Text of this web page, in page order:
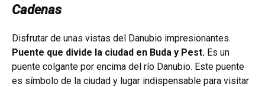
Cadenas
Disfrutar de unas vistas del Danubio impresionantes.
Puente que divide la ciudad en Buda y Pest. Es un
puente colgante por encima del río Danubio. Este puente
es símbolo de la ciudad y lugar indispensable para visitar